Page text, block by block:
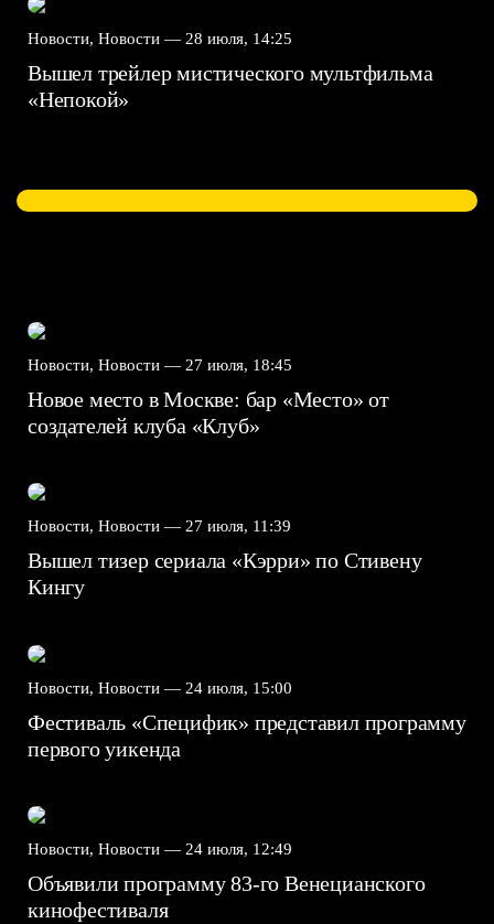
Новости, Новости — 28 июля, 14:25
Вышел трейлер мистического мультфильма
«Непокой»
Новости, Новости — 27 июля, 18:45
Новое место в Москве: бар «Место» от
создателей клуба «Клуб»
Новости, Новости — 27 июля, 11:39
Вышел тизер сериала «Кэрри» по Стивену
Кингу
Новости, Новости — 24 июля, 15:00
Фестиваль «Специфик» представил программу
первого уикенда
Новости, Новости — 24 июля, 12:49
Объявили программу 83-го Венецианского
кинофестиваля